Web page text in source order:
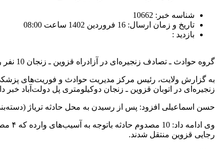
شناسه خبر: 10662
تاریخ و زمان ارسال: 16 فروردین 1402 ساعت 08:00
بازدید :
گروه حوادث ـ تصادف زنجیره‌ای در آزادراه قزوین ـ زنجان 10 نفر را راهی مراکز درمانی کرد.
به گزارش ولایت، رئیس مرکز مدیریت حوادث و فوریت‌های
زنجیره‌ای در اتوبان قزوین ـ زنجان دوکیلومتری پل دولت‌آباد خبر داده شد
حسن اسماعیلی افزود: پس از رسیدن به محل حادثه تریاژ (دسته‌بندی)
رجایی قزوین منتقل شدند.